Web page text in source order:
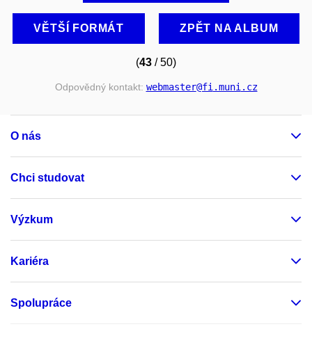
VĚTŠÍ FORMÁT ZPĚT NA ALBUM
(43 / 50)
Odpovědný kontakt: webmaster@fi.muni.cz
O nás
Chci studovat
Výzkum
Kariéra
Spolupráce